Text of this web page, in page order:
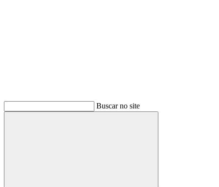
Buscar no site